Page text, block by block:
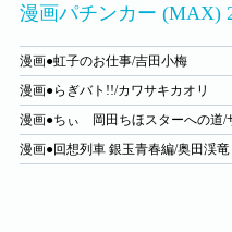
漫画パチンカー (MAX)
漫画●虹子のお仕事/吉田小梅
漫画●らぎバト!!/カワサキカオリ
漫画●ちぃ 岡田ちほスターへの道/
漫画●回想列車 銀玉青春編/奥田渓